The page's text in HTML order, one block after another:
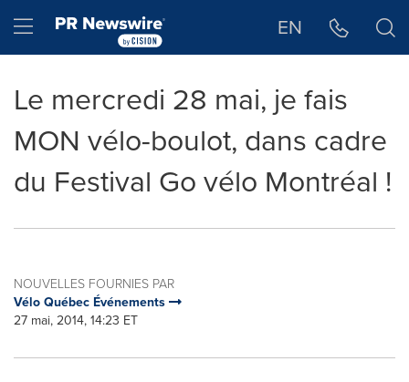
Hamburger menu EN
Le mercredi 28 mai, je fais
MON vélo-boulot, dans cadre
du Festival Go vélo Montréal !
NOUVELLES FOURNIES PAR
Vélo Québec Événements
27 mai, 2014, 14:23 ET